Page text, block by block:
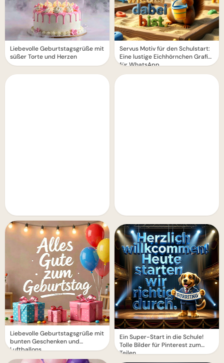
Liebevolle Geburtstagsgrüße mit
süßer Torte und Herzen
Liebevolle Geburtstagsgrüße mit
bunten Geschenken und
Luftballons
Servus Motiv für den Schulstart:
Eine lustige Eichhörnchen Grafik
für WhatsApp
Ein Super-Start in die Schule!
Tolle Bilder für Pinterest zum
Teilen.